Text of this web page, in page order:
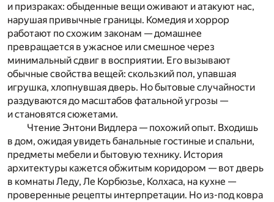
и призраках: обыденные вещи оживают и атакуют нас,
нарушая привычные границы. Комедия и хоррор
работают по схожим законам — домашнее
превращается в ужасное или смешное через
минимальный сдвиг в восприятии. Его вызывают
обычные свойства вещей: скользкий пол, упавшая
игрушка, хлопнувшая дверь. Но бытовые случайности
раздуваются до масштабов фатальной угрозы —
и становятся сюжетами.
Чтение Энтони Видлера — похожий опыт. Входишь
в дом, ожидая увидеть банальные гостиные и спальни,
предметы мебели и бытовую технику. История
архитектуры кажется обжитым коридором — вот дверь
в комнаты Леду, Ле Корбюзье, Колхаса, на кухне —
проверенные рецепты интерпретации. Но из-под ковра